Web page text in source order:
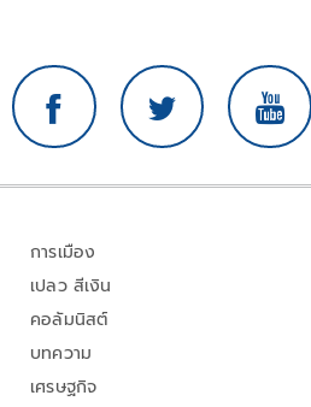
การเมือง
เปลว สีเงิน
คอลัมนิสต์
บทความ
เศรษฐกิจ